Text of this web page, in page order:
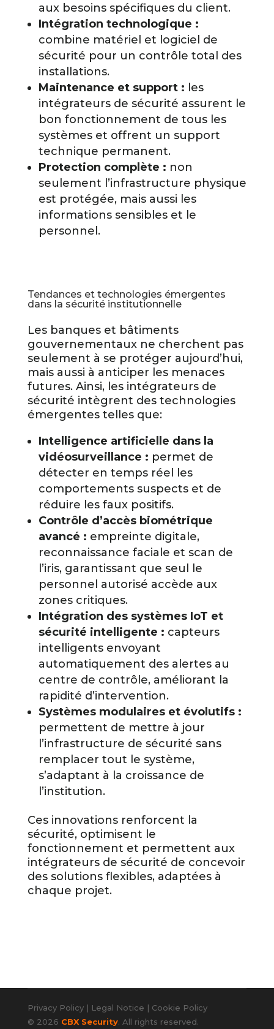
aux besoins spécifiques du client.
Intégration technologique :
combine matériel et logiciel de
sécurité pour un contrôle total des
installations.
Maintenance et support : les
intégrateurs de sécurité assurent le
bon fonctionnement de tous les
systèmes et offrent un support
technique permanent.
Protection complète : non
seulement l’infrastructure physique
est protégée, mais aussi les
informations sensibles et le
personnel.
Tendances et technologies émergentes
dans la sécurité institutionnelle
Les banques et bâtiments
gouvernementaux ne cherchent pas
seulement à se protéger aujourd’hui,
mais aussi à anticiper les menaces
futures. Ainsi, les intégrateurs de
sécurité intègrent des technologies
émergentes telles que:
Intelligence artificielle dans la
vidéosurveillance : permet de
détecter en temps réel les
comportements suspects et de
réduire les faux positifs.
Contrôle d’accès biométrique
avancé : empreinte digitale,
reconnaissance faciale et scan de
l’iris, garantissant que seul le
personnel autorisé accède aux
zones critiques.
Intégration des systèmes IoT et
sécurité intelligente : capteurs
intelligents envoyant
automatiquement des alertes au
centre de contrôle, améliorant la
rapidité d’intervention.
Systèmes modulaires et évolutifs :
permettent de mettre à jour
l’infrastructure de sécurité sans
remplacer tout le système,
s’adaptant à la croissance de
l’institution.
Ces innovations renforcent la
sécurité, optimisent le
fonctionnement et permettent aux
intégrateurs de sécurité de concevoir
des solutions flexibles, adaptées à
chaque projet.
Privacy Policy| Legal Notice | Cookie Policy
© 2026 CBX Security. All rights reserved.